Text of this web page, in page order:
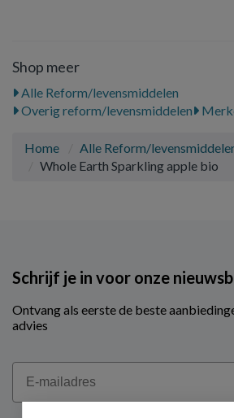
Shop meer
Alle Reform/levensmiddelen
Overig reform/levensmiddelen
Home
Alle Reform/
Whole Earth Sparkling apple bio
Schrijf je in voor onze
Ontvang als eerste de beste
advies
Email